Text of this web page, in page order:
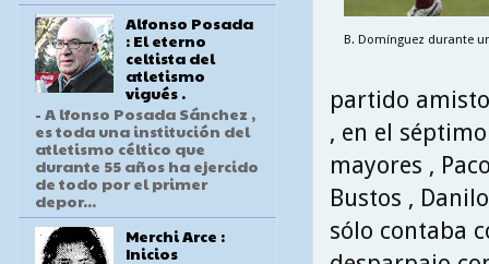
B. Domínguez durante
partido
, en el
mayores ,
Bustos ,
sólo contaba
Alfonso Posada
: El eterno
celtista del
atletismo
vigués .
- A lfonso Posada Sánchez ,
es toda una institución del
atletismo céltico que
durante 55 años ha ejercido
de todo por el primer
depor...
Merchi Arce :
Inicios